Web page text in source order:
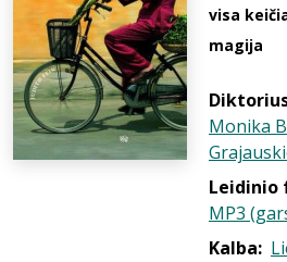
visa
magija
Monika
Leidinio
MP3
Kalba: